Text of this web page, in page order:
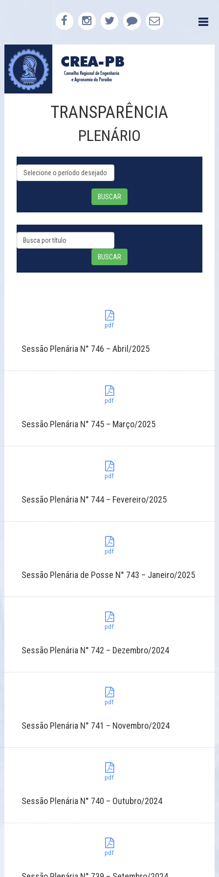
TRANSPARÊNCIA
PLENÁRIO
BUSCAR
BUSCAR
pdf
Sessão Plenária N° 746 – Abril/2025
pdf
Sessão Plenária N° 745 – Março/2025
pdf
Sessão Plenária N° 744 – Fevereiro/2025
pdf
Sessão Plenária de Posse N° 743 – Janeiro/2025
pdf
Sessão Plenária N° 742 – Dezembro/2024
pdf
Sessão Plenária N° 741 – Novembro/2024
pdf
Sessão Plenária N° 740 – Outubro/2024
pdf